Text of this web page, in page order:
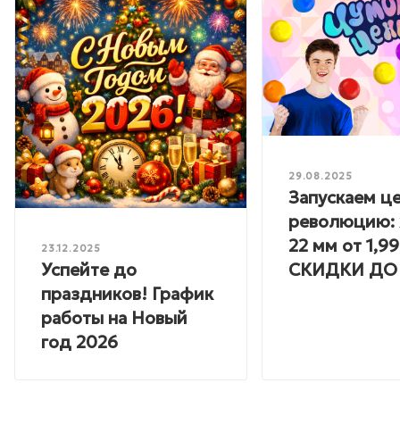
23.12.2025
Успейте до
праздников! График
работы на Новый
год 2026
29.08.2025
Запускаем
революцию:
22 мм от
СКИДКИ ДО